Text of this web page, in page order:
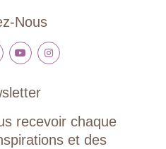
Nous
recevoir chaque
et des